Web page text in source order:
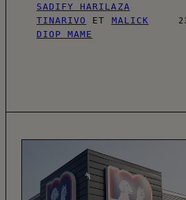
SADIFY HARILAZA
TINARIVO
ET MALICK
DIOP MAME